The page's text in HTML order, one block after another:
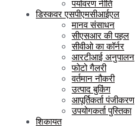
पर्यावरण नीति
डिस्कवर एसपीएमसीआईएल
मानव संसाधन
सीएसआर की पहल
सीवीओ का कॉर्नर
आरटीआई अनुपालन
फोटो गैलरी
वर्तमान नौकरी
उत्पाद बुकिंग
आपूर्तिकर्ता पंजीकरण
उपयोगकर्ता पुस्तिका
शिकायत